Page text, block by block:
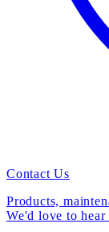
Contact Us
Products,
We'd love to